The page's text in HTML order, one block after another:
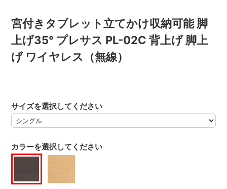
宮付きタブレット立てかけ収納可能 脚
上げ35° プレサス PL-02C 背上げ 脚上
げ ワイヤレス（無線）
カラーを選択してください
サイズを選択してください